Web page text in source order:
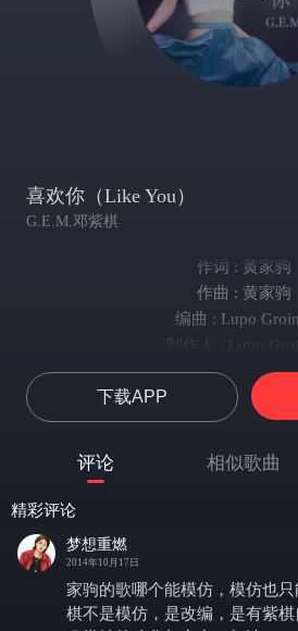
喜欢你（Like You）
G.E.M.邓紫棋
作词 : 黄家驹
作曲 : 黄家驹
编曲 : Lupo
制作人 : Lupo
编曲 : Lupo
监制 : Lupo
原唱 : Beyond
抹去雨水双眼无故
以往片刻欢笑仍挂
愿你此刻可会
下载APP
评论 相似歌曲
精彩评论
梦想重燃
2014年10月17日
家驹的歌哪个能模仿，模仿也
棋不是模仿，是改编，是有紫棋